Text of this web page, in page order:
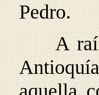
Pedro.
A